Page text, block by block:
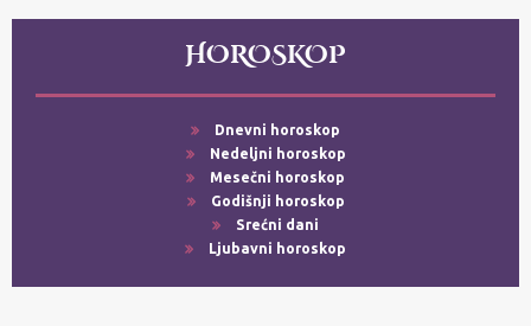
HOROSKOP
Dnevni horoskop
Nedeljni horoskop
Mesečni horoskop
Godišnji horoskop
Srećni dani
Ljubavni horoskop